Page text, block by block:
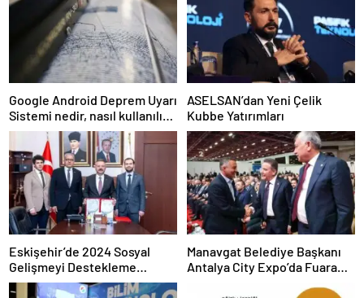
Google Android Deprem Uyarı
Sistemi nedir, nasıl kullanılır?
Android Deprem Uyarı
Sistemi Açma Adımları!
ASELSAN’dan Yeni Çelik
Kubbe Yatırımları
Eskişehir’de 2024 Sosyal
Gelişmeyi Destekleme
Programı Projeleri İmzalandı
Manavgat Belediye Başkanı
Antalya City Expo’da Fuara